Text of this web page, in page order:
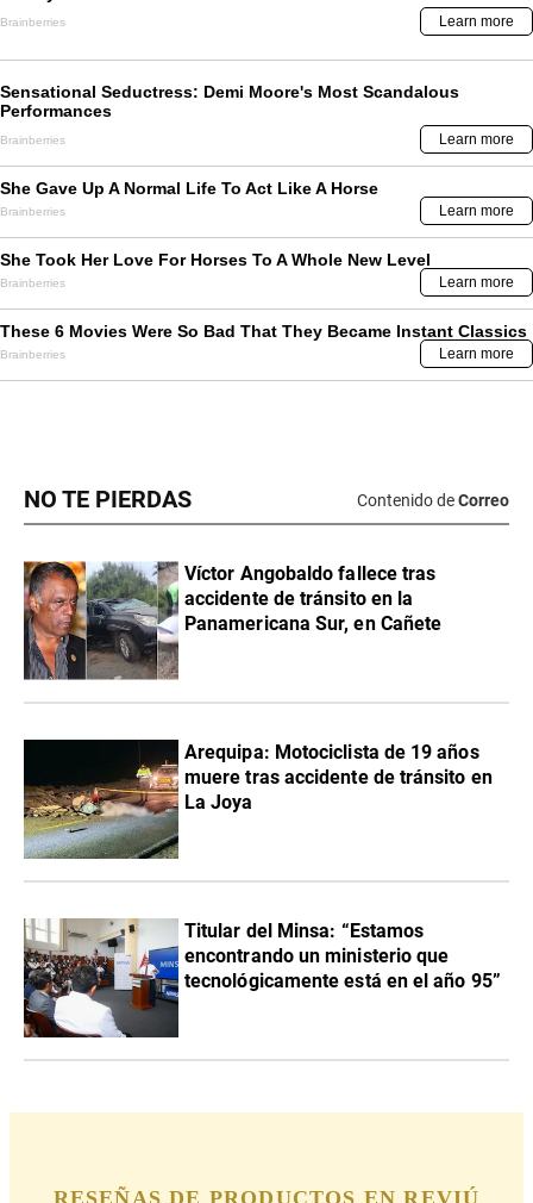
NO TE PIERDAS Contenido deCorreo
Víctor Angobaldo fallece tras
accidente de tránsito en la
Panamericana Sur, en Cañete
Arequipa: Motociclista de 19 años
muere tras accidente de tránsito en
La Joya
Titular del Minsa: “Estamos
encontrando un ministerio que
tecnológicamente está en el año 95”